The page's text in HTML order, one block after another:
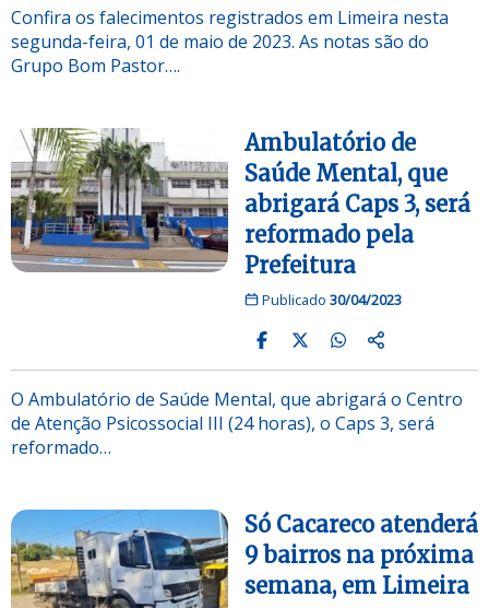
Confira os falecimentos registrados em Limeira nesta
segunda-feira, 01 de maio de 2023. As notas são do
Grupo Bom Pastor….
Ambulatório de
Saúde Mental, que
abrigará Caps 3, será
reformado pela
Prefeitura
Publicado 30/04/2023
O Ambulatório de Saúde Mental, que abrigará o Centro
de Atenção Psicossocial III (24 horas), o Caps 3, será
reformado…
Só Cacareco atenderá
9 bairros na próxima
semana, em Limeira